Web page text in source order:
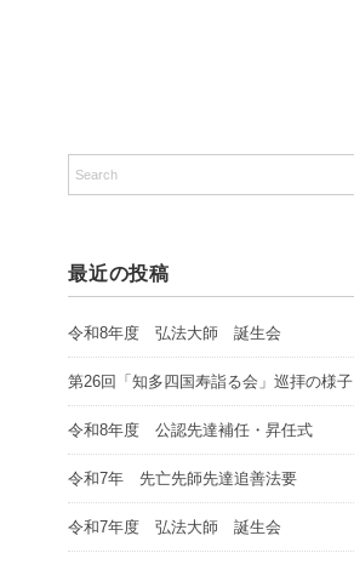
最近の投稿
令和8年度 弘法大師 誕生会
第26回「知多四国寿詣る会」巡拝の様子
令和8年度 公認先達補任・昇任式
令和7年 先亡先師先達追善法要
令和7年度 弘法大師 誕生会